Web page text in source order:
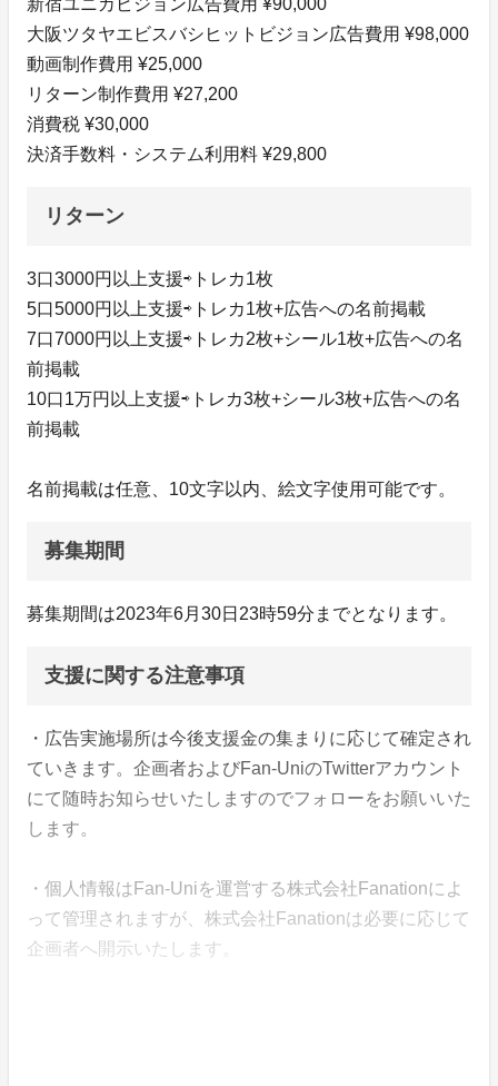
新宿ユニカビジョン広告費用 ¥90,000
大阪ツタヤエビスバシヒットビジョン広告費用 ¥98,000
動画制作費用 ¥25,000
リターン制作費用 ¥27,200
消費税 ¥30,000
決済手数料・システム利用料 ¥29,800
リターン
3口3000円以上支援⇨トレカ1枚
5口5000円以上支援⇨トレカ1枚+広告への名前掲載
7口7000円以上支援⇨トレカ2枚+シール1枚+広告への名
前掲載
10口1万円以上支援⇨トレカ3枚+シール3枚+広告への名
前掲載
名前掲載は任意、10文字以内、絵文字使用可能です。
募集期間
募集期間は2023年6月30日23時59分までとなります。
支援に関する注意事項
・広告実施場所は今後支援金の集まりに応じて確定され
ていきます。企画者およびFan-UniのTwitterアカウント
にて随時お知らせいたしますのでフォローをお願いいた
します。
・個人情報はFan-Uniを運営する株式会社Fanationによ
って管理されますが、株式会社Fanationは必要に応じて
企画者へ開示いたします。